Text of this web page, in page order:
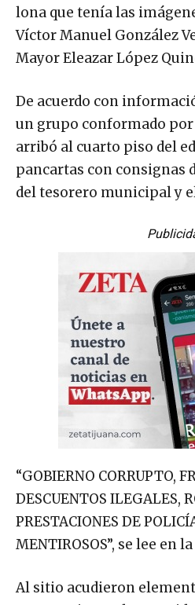
lona que tenía las
Víctor Manuel González
Mayor Eleazar López
De acuerdo con
un grupo conformado
arribó al cuarto piso del
pancartas con consignas
del tesorero municipal y
“GOBIERNO CORRUPTO,
DESCUENTOS ILEGALES,
PRESTACIONES DE
MENTIROSOS”, se lee en
Al sitio acudieron